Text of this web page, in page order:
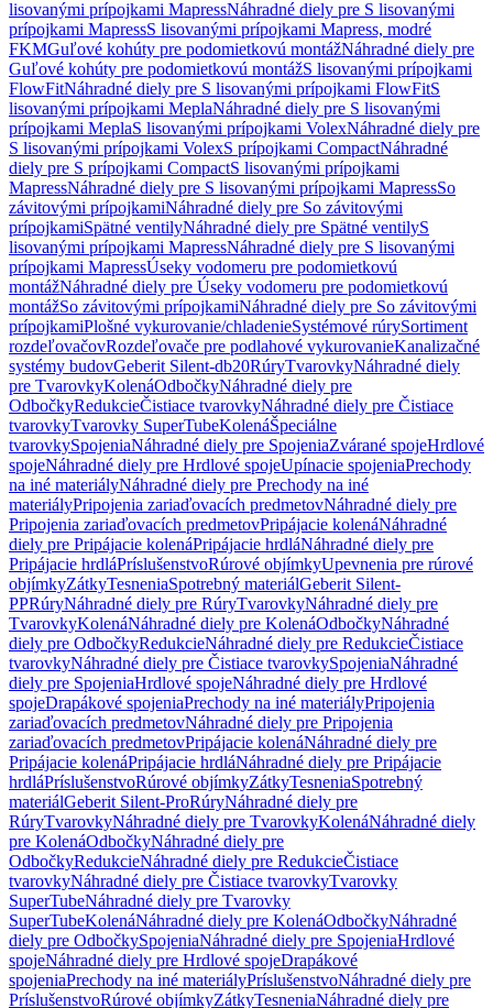
lisovanými prípojkami MapressNáhradné diely pre S lisovanými
prípojkami MapressS lisovanými prípojkami Mapress, modré
FKMGuľové kohúty pre podomietkovú montážNáhradné diely pre
Guľové kohúty pre podomietkovú montážS lisovanými prípojkami
FlowFitNáhradné diely pre S lisovanými prípojkami FlowFitS
lisovanými prípojkami MeplaNáhradné diely pre S lisovanými
prípojkami MeplaS lisovanými prípojkami VolexNáhradné diely pre
S lisovanými prípojkami VolexS prípojkami CompactNáhradné
diely pre S prípojkami CompactS lisovanými prípojkami
MapressNáhradné diely pre S lisovanými prípojkami MapressSo
závitovými prípojkamiNáhradné diely pre So závitovými
prípojkamiSpätné ventilyNáhradné diely pre Spätné ventilyS
lisovanými prípojkami MapressNáhradné diely pre S lisovanými
prípojkami MapressÚseky vodomeru pre podomietkovú
montážNáhradné diely pre Úseky vodomeru pre podomietkovú
montážSo závitovými prípojkamiNáhradné diely pre So závitovými
prípojkamiPlošné vykurovanie/chladenieSystémové rúrySortiment
rozdeľovačovRozdeľovače pre podlahové vykurovanieKanalizačné
systémy budovGeberit Silent-db20RúryTvarovkyNáhradné diely
pre TvarovkyKolenáOdbočkyNáhradné diely pre
OdbočkyRedukcieČistiace tvarovkyNáhradné diely pre Čistiace
tvarovkyTvarovky SuperTubeKolenáŠpeciálne
tvarovkySpojeniaNáhradné diely pre SpojeniaZvárané spojeHrdlové
spojeNáhradné diely pre Hrdlové spojeUpínacie spojeniaPrechody
na iné materiályNáhradné diely pre Prechody na iné
materiályPripojenia zariaďovacích predmetovNáhradné diely pre
Pripojenia zariaďovacích predmetovPripájacie kolenáNáhradné
diely pre Pripájacie kolenáPripájacie hrdláNáhradné diely pre
Pripájacie hrdláPríslušenstvoRúrové objímkyUpevnenia pre rúrové
objímkyZátkyTesneniaSpotrebný materiálGeberit Silent-
PPRúryNáhradné diely pre RúryTvarovkyNáhradné diely pre
TvarovkyKolenáNáhradné diely pre KolenáOdbočkyNáhradné
diely pre OdbočkyRedukcieNáhradné diely pre RedukcieČistiace
tvarovkyNáhradné diely pre Čistiace tvarovkySpojeniaNáhradné
diely pre SpojeniaHrdlové spojeNáhradné diely pre Hrdlové
spojeDrapákové spojeniaPrechody na iné materiályPripojenia
zariaďovacích predmetovNáhradné diely pre Pripojenia
zariaďovacích predmetovPripájacie kolenáNáhradné diely pre
Pripájacie kolenáPripájacie hrdláNáhradné diely pre Pripájacie
hrdláPríslušenstvoRúrové objímkyZátkyTesneniaSpotrebný
materiálGeberit Silent-ProRúryNáhradné diely pre
RúryTvarovkyNáhradné diely pre TvarovkyKolenáNáhradné diely
pre KolenáOdbočkyNáhradné diely pre
OdbočkyRedukcieNáhradné diely pre RedukcieČistiace
tvarovkyNáhradné diely pre Čistiace tvarovkyTvarovky
SuperTubeNáhradné diely pre Tvarovky
SuperTubeKolenáNáhradné diely pre KolenáOdbočkyNáhradné
diely pre OdbočkySpojeniaNáhradné diely pre SpojeniaHrdlové
spojeNáhradné diely pre Hrdlové spojeDrapákové
spojeniaPrechody na iné materiályPríslušenstvoNáhradné diely pre
PríslušenstvoRúrové objímkyZátkyTesneniaNáhradné diely pre